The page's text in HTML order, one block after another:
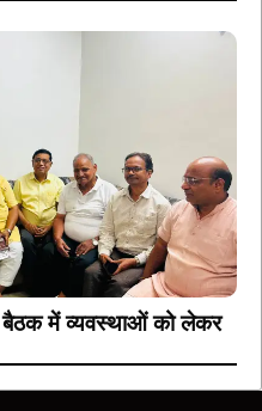
बैठक में व्यवस्थाओं को लेकर